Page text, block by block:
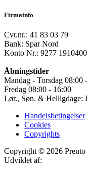
Firmainfo
Cvr.nr.: 41 83 03 79
Bank: Spar Nord
Konto Nr.: 9277
Åbningstider
Mandag - Torsdag 08:00
Fredag 08:00 - 16:00
Lør., Søn. & Helligdage:
Handelsbetingelser
Cookies
Copyrights
Copyright © 2026
Udviklet af: